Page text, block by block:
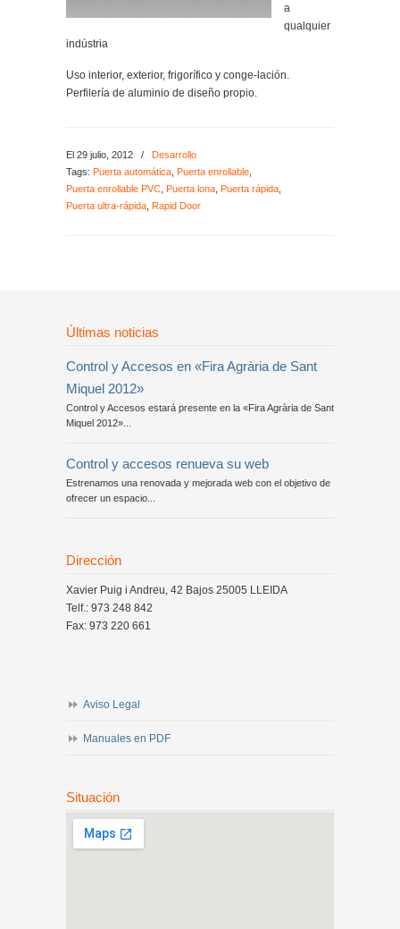
a
qualquier
indústria
Uso interior, exterior, frigorífico y conge-lación.
Perfilería de aluminio de diseño propio.
El 29 julio, 2012 /
Desarrollo
Tags: Puerta automática Puerta enrollable
Puerta enrollable PVC Puerta lona Puerta rápida
Puerta ultra-rápida Rapid Door
Últimas noticias
Control y Accesos en «Fira Agrària de Sant
Miquel 2012»
Control y Accesos estará presente en la «Fira Agrària de Sant
Miquel 2012»...
Control y accesos renueva su web
Estrenamos una renovada y mejorada web con el objetivo de
ofrecer un espacio...
Dirección
Xavier Puig i Andreu, 42 Bajos 25005 LLEIDA
Telf.: 973 248 842
Fax: 973 220 661
Aviso Legal
Manuales en PDF
Situación